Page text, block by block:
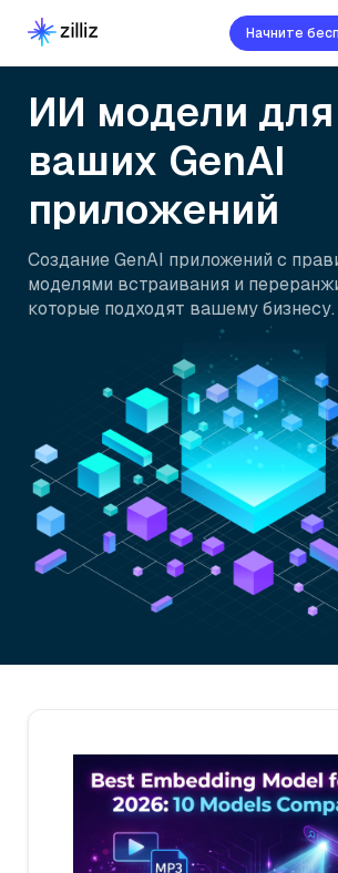
Начните
ИИ модели для
ваших GenAI
приложений
Создание GenAI приложений с
моделями встраивания и
которые подходят вашему бизнесу.